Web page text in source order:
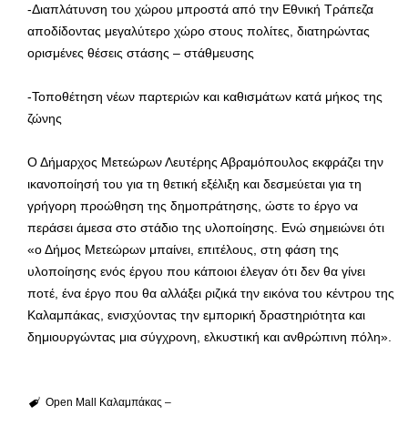
-Διαπλάτυνση του χώρου μπροστά από την Εθνική Τράπεζα
αποδίδοντας μεγαλύτερο χώρο στους πολίτες, διατηρώντας
ορισμένες θέσεις στάσης – στάθμευσης
-Τοποθέτηση νέων παρτεριών και καθισμάτων κατά μήκος της
ζώνης
Ο Δήμαρχος Μετεώρων Λευτέρης Αβραμόπουλος εκφράζει την
ικανοποίησή του για τη θετική εξέλιξη και δεσμεύεται για τη
γρήγορη προώθηση της δημοπράτησης, ώστε το έργο να
περάσει άμεσα στο στάδιο της υλοποίησης. Ενώ σημειώνει ότι
«ο Δήμος Μετεώρων μπαίνει, επιτέλους, στη φάση της
υλοποίησης ενός έργου που κάποιοι έλεγαν ότι δεν θα γίνει
ποτέ, ένα έργο που θα αλλάξει ριζικά την εικόνα του κέντρου της
Καλαμπάκας, ενισχύοντας την εμπορική δραστηριότητα και
δημιουργώντας μια σύγχρονη, ελκυστική και ανθρώπινη πόλη».
Open Mall Καλαμπάκας –